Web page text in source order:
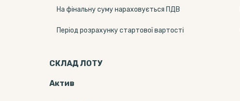
На фінальну суму нараховується ПДВ
Період розрахунку стартової вартості
СКЛАД ЛОТУ
Актив